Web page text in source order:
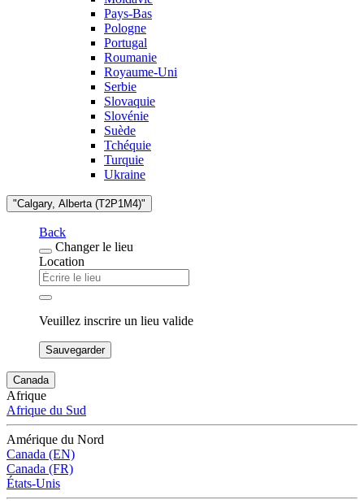
Pays-Bas
Pologne
Portugal
Roumanie
Royaume-Uni
Serbie
Slovaquie
Slovénie
Suède
Tchéquie
Turquie
Ukraine
"Calgary, Alberta (T2P1M4)"
Back
Changer le lieu
Location
Veuillez inscrire un lieu valide
Sauvegarder
Canada
Afrique
Afrique du Sud
Amérique du Nord
Canada (EN)
Canada (FR)
États-Unis